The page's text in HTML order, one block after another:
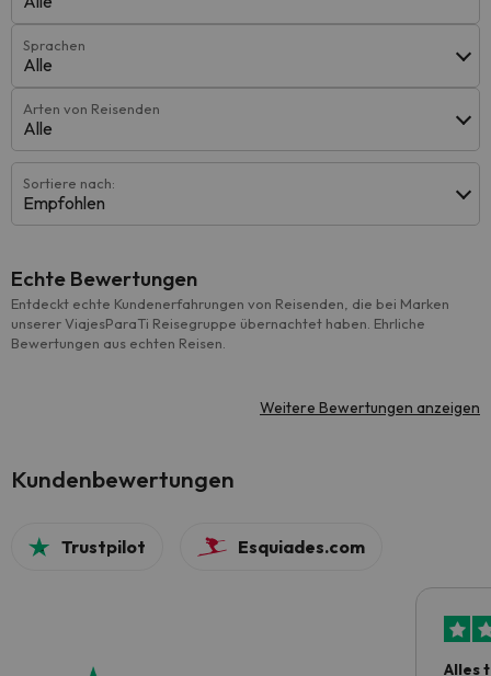
Sprachen
Alle
Arten von Reisenden
Alle
Sortiere nach:
Empfohlen
Echte Bewertungen
Entdeckt echte Kundenerfahrungen von Reisenden, die bei Marken
unserer ViajesParaTi Reisegruppe übernachtet haben. Ehrliche
Bewertungen aus echten Reisen.
Weitere Bewertungen anzeigen
Kundenbewertungen
Trustpilot Esquiades.com
Alles